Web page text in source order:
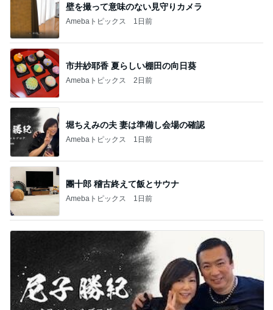
壁を撮って意味のない見守りカメラ
Amebaトピックス 1日前
市井紗耶香 夏らしい棚田の向日葵
Amebaトピックス 2日前
堀ちえみの夫 妻は準備し会場の確認
Amebaトピックス 1日前
團十郎 稽古終えて飯とサウナ
Amebaトピックス 1日前